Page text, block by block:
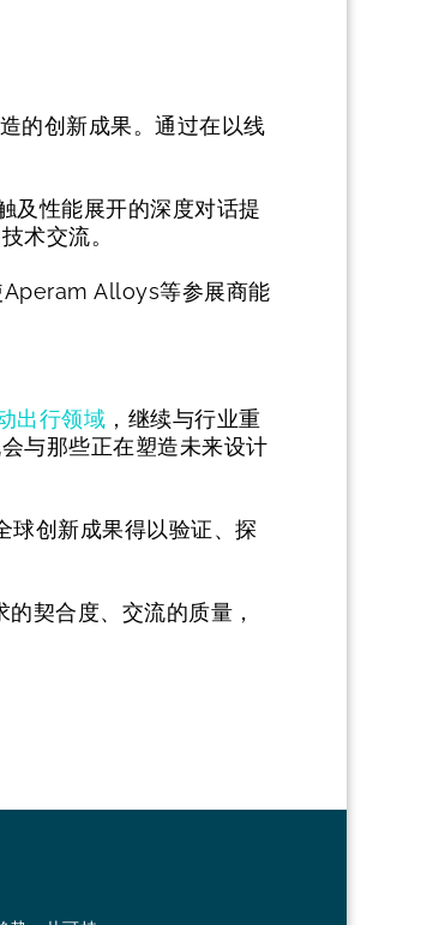
的创新成果。通过在以线
及性能展开的深度对话提
术交流。
Aperam Alloys等参展商能
出行领域 ，继续与行业重
与那些正在塑造未来设计
球创新成果得以验证、探
契合度、交流的质量，